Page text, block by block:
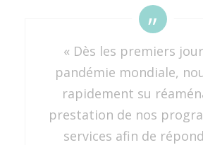
« Dès les premiers
pandémie mondiale,
rapidement su
prestation de nos
services afin de